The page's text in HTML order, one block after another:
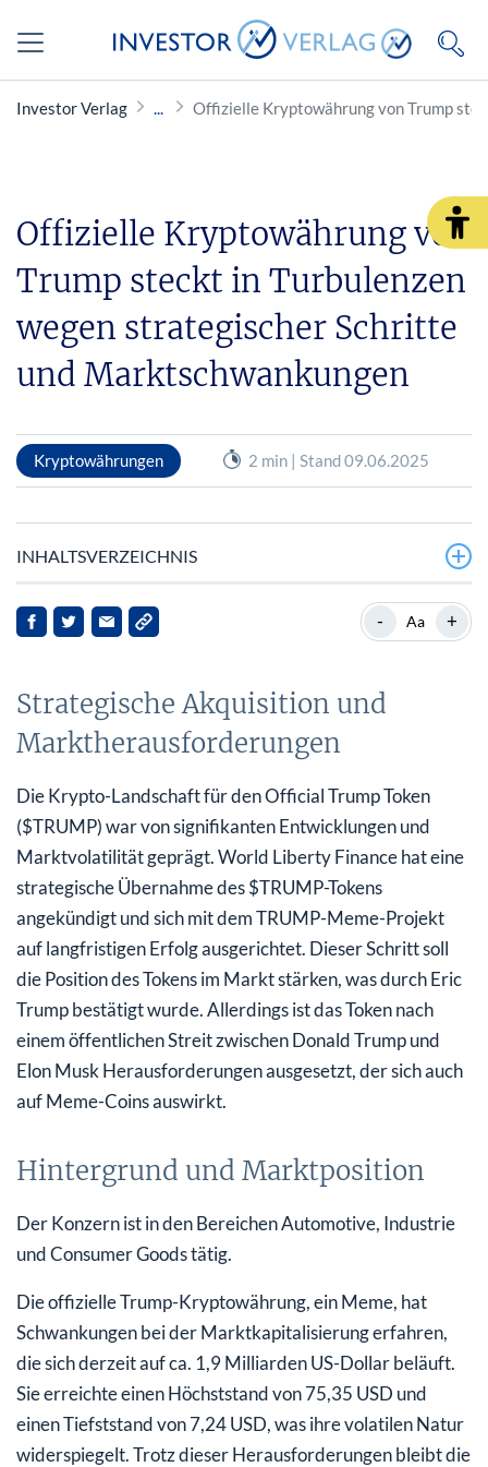
Investor Verlag Offizielle Kryptowährung von Trump
Offizielle Kryptowährung von
Trump steckt in Turbulenzen
wegen strategischer Schritte
und Marktschwankungen
Kryptowährungen 2 min | Stand 09.06.2025
INHALTSVERZEICHNIS
Strategische Akquisition und Marktherausforderungen
Neueste Entwicklungen und Marktreaktionen
Auswirkungen auf die Interessengruppen
Zukunftsgerichtete Aussage
- Aa +
Strategische Akquisition und
Marktherausforderungen
Die Krypto-Landschaft für den Official Trump Token
($TRUMP) war von signifikanten Entwicklungen und
Marktvolatilität geprägt. World Liberty Finance hat eine
strategische Übernahme des $TRUMP-Tokens
angekündigt und sich mit dem TRUMP-Meme-Projekt
auf langfristigen Erfolg ausgerichtet. Dieser Schritt soll
die Position des Tokens im Markt stärken, was durch Eric
Trump bestätigt wurde. Allerdings ist das Token nach
einem öffentlichen Streit zwischen Donald Trump und
Elon Musk Herausforderungen ausgesetzt, der sich auch
auf Meme-Coins auswirkt.
Hintergrund und Marktposition
Der Konzern ist in den Bereichen Automotive, Industrie
und Consumer Goods tätig.
Die offizielle Trump-Kryptowährung, ein Meme, hat
Schwankungen bei der Marktkapitalisierung erfahren,
die sich derzeit auf ca. 1,9 Milliarden US-Dollar beläuft.
Sie erreichte einen Höchststand von 75,35 USD und
einen Tiefststand von 7,24 USD, was ihre volatilen Natur
widerspiegelt. Trotz dieser Herausforderungen bleibt die